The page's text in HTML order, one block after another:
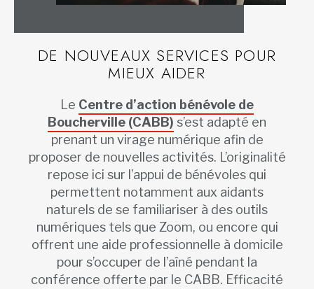
DE NOUVEAUX SERVICES POUR
MIEUX AIDER
Le Centre d’action bénévole de
Boucherville (CABB) s’est adapté en
prenant un virage numérique afin de
proposer de nouvelles activités. L’originalité
repose ici sur l’appui de bénévoles qui
permettent notamment aux aidants
naturels de se familiariser à des outils
numériques tels que Zoom, ou encore qui
offrent une aide professionnelle à domicile
pour s’occuper de l’aîné pendant la
conférence offerte par le CABB. Efficacité